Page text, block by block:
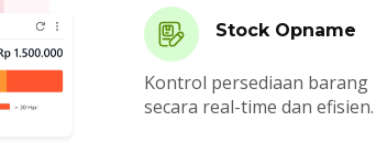
Stock Opname
Kontrol persediaan barang
secara real-time dan efisien.